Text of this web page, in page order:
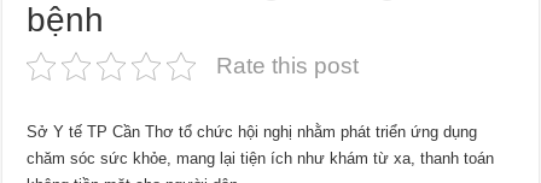
bệnh
Rate this post
Sở Y tế TP Cần Thơ tổ chức hội nghị nhằm phát triển ứng dụng
chăm sóc sức khỏe, mang lại tiện ích như khám từ xa, thanh toán